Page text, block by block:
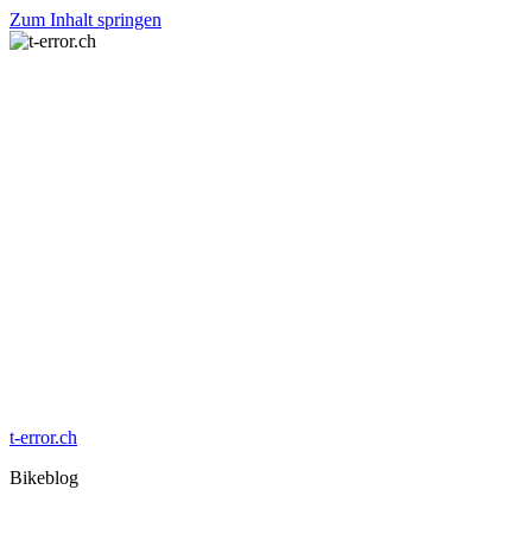
Zum Inhalt springen
t-error.ch
Bikeblog